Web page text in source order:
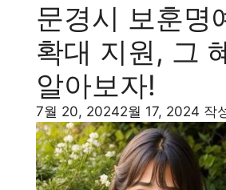
문경시 보훈명
확대 지원, 그
알아보자!
7월 20, 20242월 17, 2024 작